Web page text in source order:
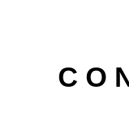
C O